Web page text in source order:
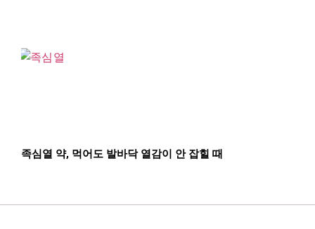
족심열 약, 먹어도 발바닥 열감이 안 잡힐 때